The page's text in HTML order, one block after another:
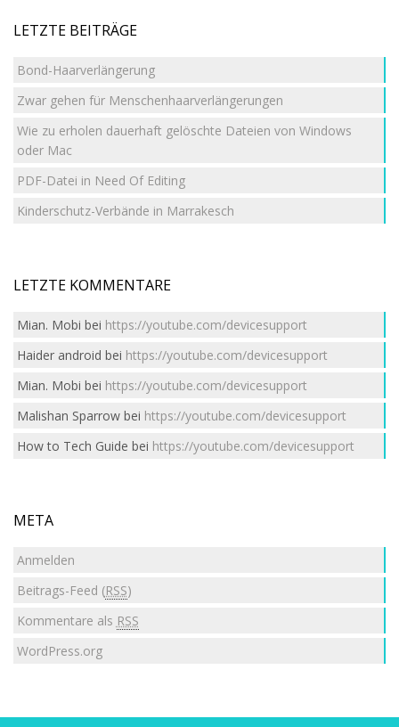
LETZTE BEITRÄGE
Bond-Haarverlängerung
Zwar gehen für Menschenhaarverlängerungen
Wie zu erholen dauerhaft gelöschte Dateien von Windows
oder Mac
PDF-Datei in Need Of Editing
Kinderschutz-Verbände in Marrakesch
LETZTE KOMMENTARE
Mian. Mobi bei https://youtube.com/devicesupport
Haider android bei https://youtube.com/devicesupport
Mian. Mobi bei https://youtube.com/devicesupport
Malishan Sparrowbei https://youtube.com/devicesupport
How to Tech Guide bei https://youtube.com/devicesupport
META
Anmelden
Beitrags-Feed (RSS)
Kommentare als RSS
WordPress.org